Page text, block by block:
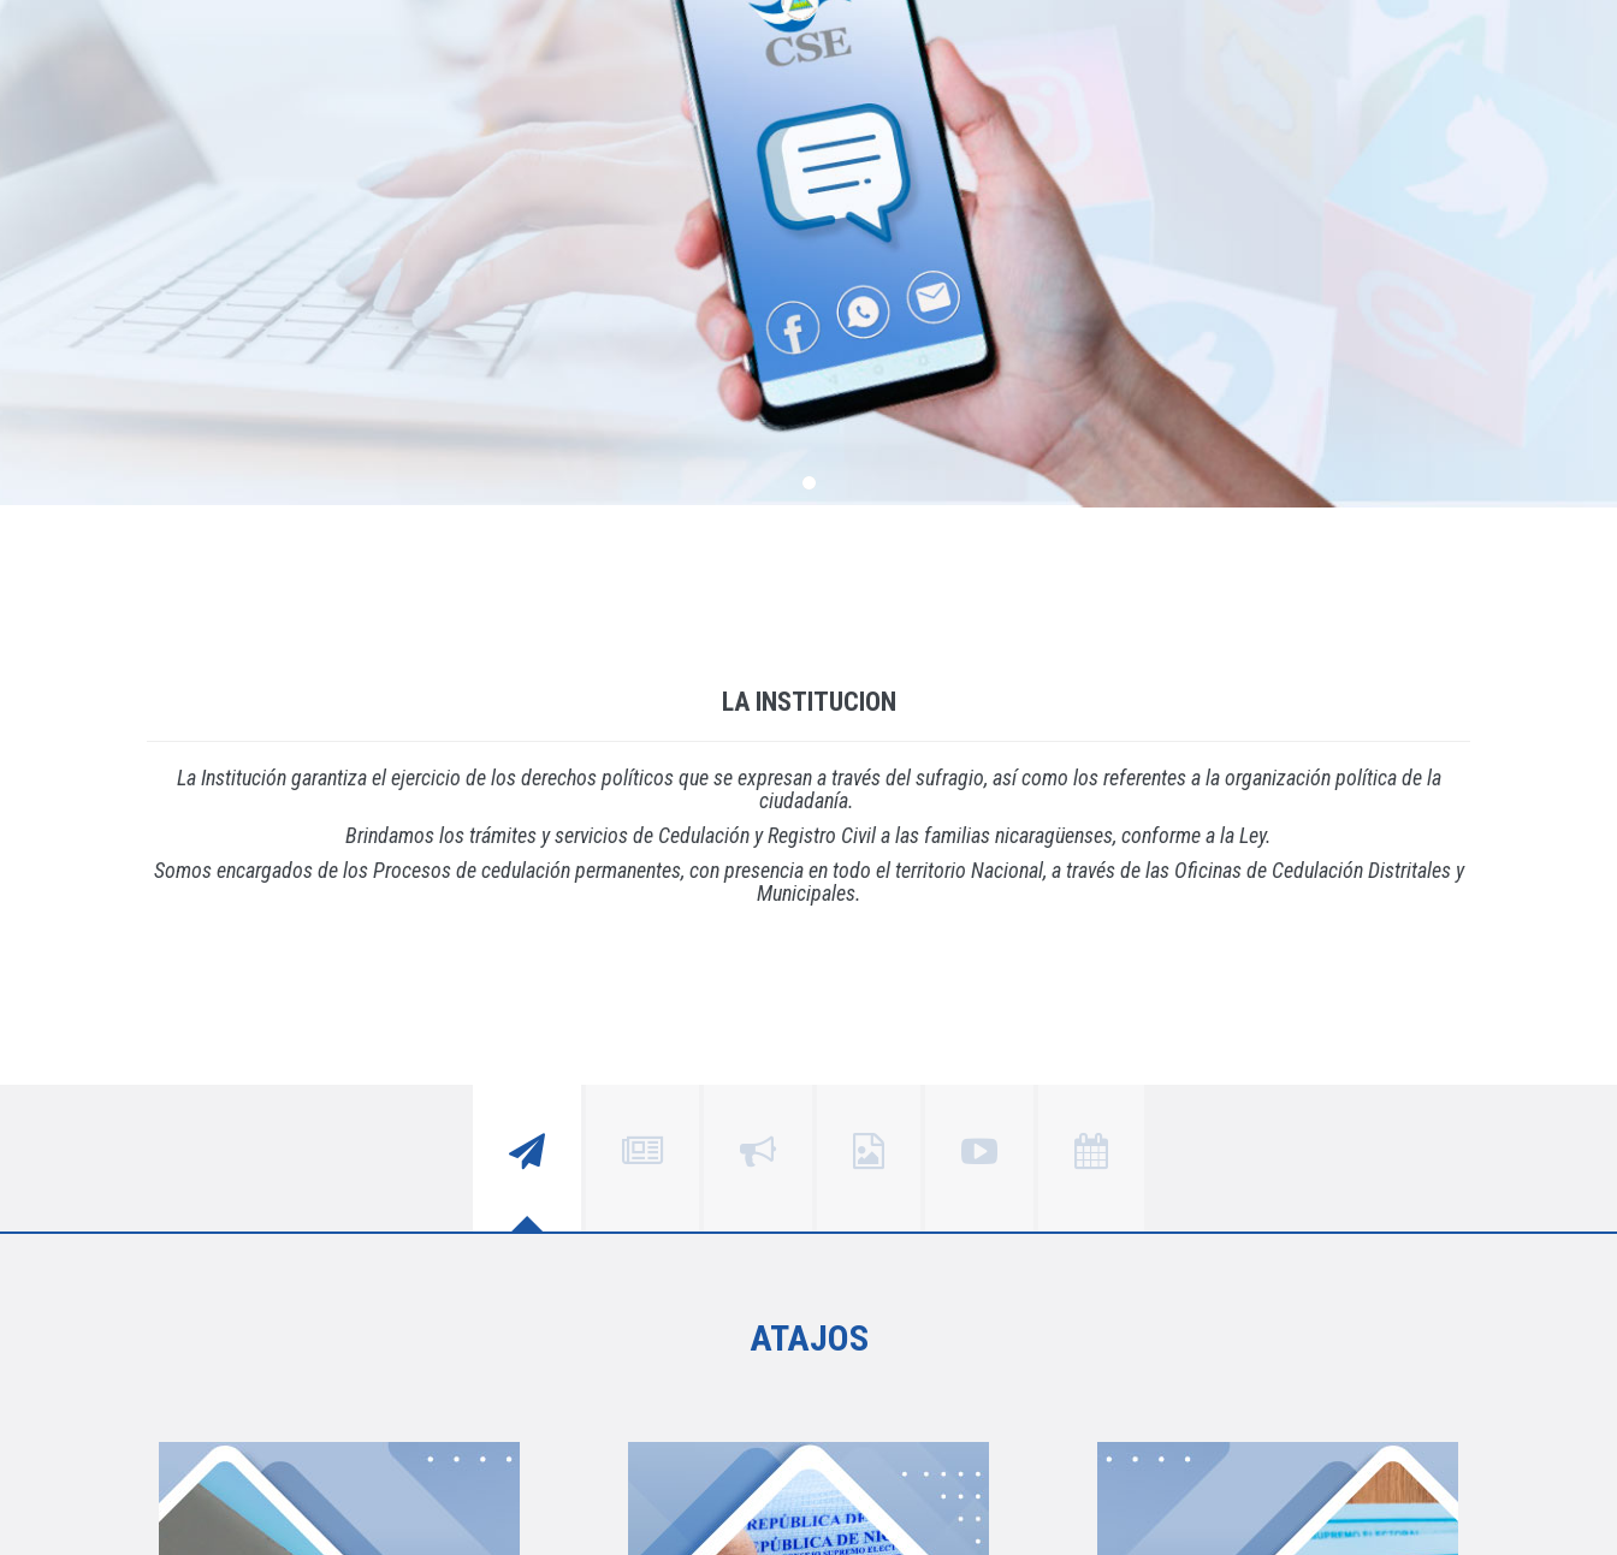
LA INSTITUCION
La Institución garantiza el ejercicio de los derechos políticos que se expresan a través del sufragio, así como los referentes a la organización política de la
ciudadanía.
Brindamos los trámites y servicios de Cedulación y Registro Civil a las familias nicaragüenses, conforme a la Ley.
Somos encargados de los Procesos de cedulación permanentes, con presencia en todo el territorio Nacional, a través de las Oficinas de Cedulación Distritales y
Municipales.
ATAJOS